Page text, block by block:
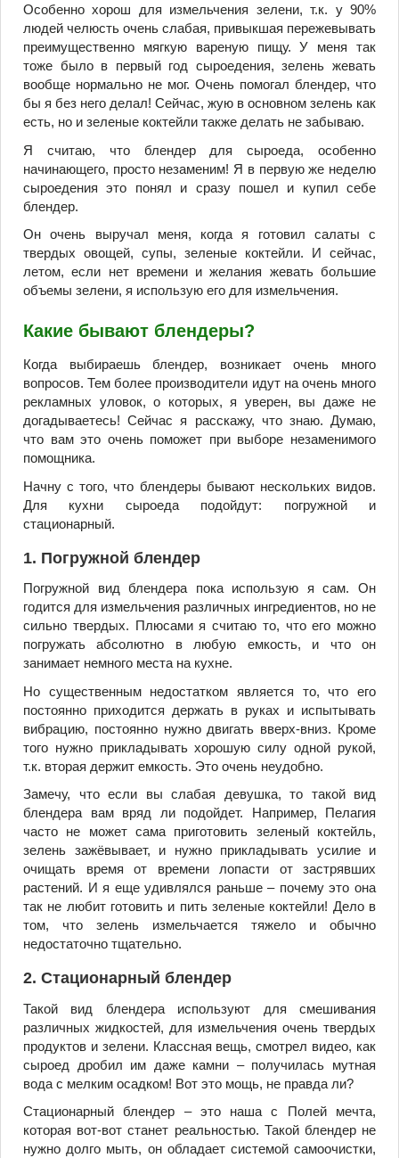
Особенно хорош для измельчения зелени, т.к. у 90%
людей челюсть очень слабая, привыкшая пережевывать
преимущественно мягкую вареную пищу. У меня так
тоже было в первый год сыроедения, зелень жевать
вообще нормально не мог. Очень помогал блендер, что
бы я без него делал! Сейчас, жую в основном зелень как
есть, но и зеленые коктейли также делать не забываю.
Я считаю, что блендер для сыроеда, особенно
начинающего, просто незаменим! Я в первую же неделю
сыроедения это понял и сразу пошел и купил себе
блендер.
Он очень выручал меня, когда я готовил салаты с
твердых овощей, супы, зеленые коктейли. И сейчас,
летом, если нет времени и желания жевать большие
объемы зелени, я использую его для измельчения.
Какие бывают блендеры?
Когда выбираешь блендер, возникает очень много
вопросов. Тем более производители идут на очень много
рекламных уловок, о которых, я уверен, вы даже не
догадываетесь! Сейчас я расскажу, что знаю. Думаю,
что вам это очень поможет при выборе незаменимого
помощника.
Начну с того, что блендеры бывают нескольких видов.
Для кухни сыроеда подойдут: погружной и
стационарный.
1. Погружной блендер
Погружной вид блендера пока использую я сам. Он
годится для измельчения различных ингредиентов, но не
сильно твердых. Плюсами я считаю то, что его можно
погружать абсолютно в любую емкость, и что он
занимает немного места на кухне.
Но существенным недостатком является то, что его
постоянно приходится держать в руках и испытывать
вибрацию, постоянно нужно двигать вверх-вниз. Кроме
того нужно прикладывать хорошую силу одной рукой,
т.к. вторая держит емкость. Это очень неудобно.
Замечу, что если вы слабая девушка, то такой вид
блендера вам вряд ли подойдет. Например, Пелагия
часто не может сама приготовить зеленый коктейль,
зелень зажёвывает, и нужно прикладывать усилие и
очищать время от времени лопасти от застрявших
растений. И я еще удивлялся раньше – почему это она
так не любит готовить и пить зеленые коктейли! Дело в
том, что зелень измельчается тяжело и обычно
недостаточно тщательно.
2. Стационарный блендер
Такой вид блендера используют для смешивания
различных жидкостей, для измельчения очень твердых
продуктов и зелени. Классная вещь, смотрел видео, как
сыроед дробил им даже камни – получилась мутная
вода с мелким осадком! Вот это мощь, не правда ли?
Стационарный блендер – это наша с Полей мечта,
которая вот-вот станет реальностью. Такой блендер не
нужно долго мыть, он обладает системой самоочистки,